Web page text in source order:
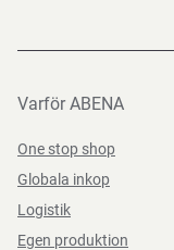
Varför ABENA
One stop shop
Globala inkop
Logistik
Egen produktion